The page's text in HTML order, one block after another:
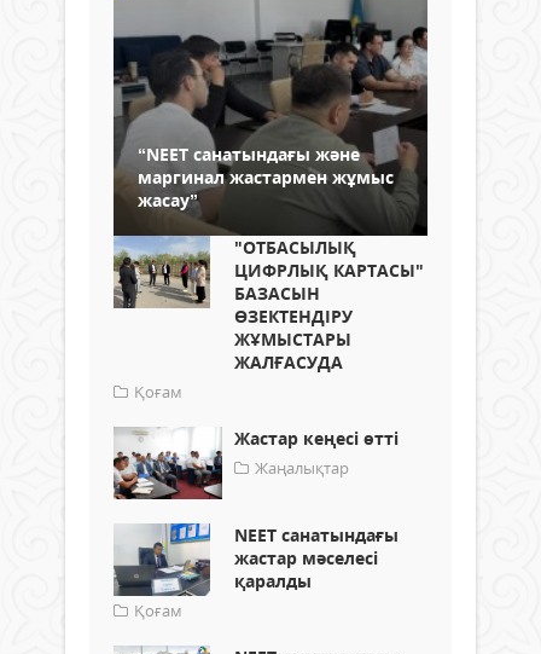
“NEET санатындағы және
маргинал жастармен жұмыс
жасау”
"ОТБАСЫЛЫҚ
ЦИФРЛЫҚ КАРТАСЫ"
БАЗАСЫН
ӨЗЕКТЕНДІРУ
ЖҰМЫСТАРЫ
ЖАЛҒАСУДА
Қоғам
Жастар кеңесі өтті
Жаңалықтар
NEET санатындағы
жастар мәселесі
қаралды
Қоғам